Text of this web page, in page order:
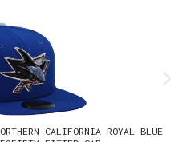
CALIFORNIA ROYAL BLUE